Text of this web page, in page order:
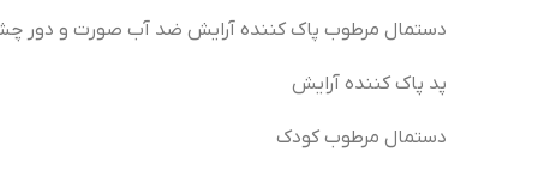
دستمال مرطوب پاک کننده آرایش ضد آب صورت و دور
پد پاک کننده آرایش
دستمال مرطوب کودک